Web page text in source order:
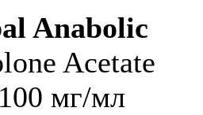
Anabolic
Acetate
мг/мл